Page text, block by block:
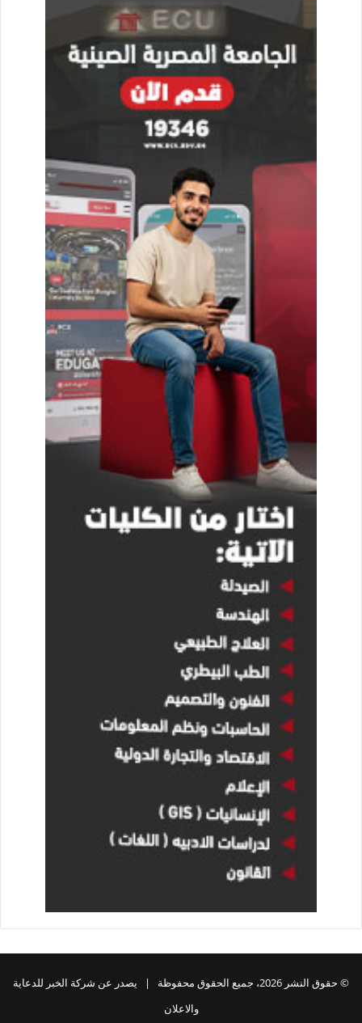
© حقوق النشر 2026، جميع الحقوق محفوظة | يصدر عن شركة الخبر للدعاية
والاعلان